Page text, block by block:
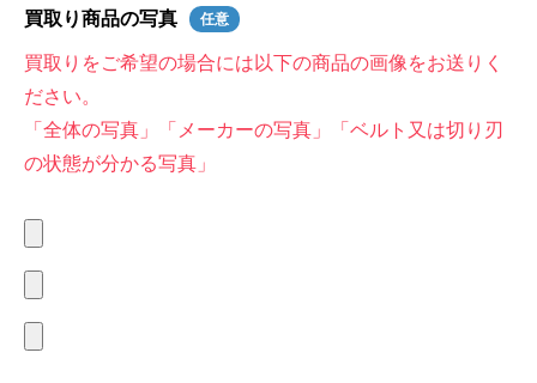
買取り商品の写真 任意
買取りをご希望の場合には以下の商品の画像をお送りく
ださい。
「全体の写真」「メーカーの写真」「ベルト又は切り刃
の状態が分かる写真」